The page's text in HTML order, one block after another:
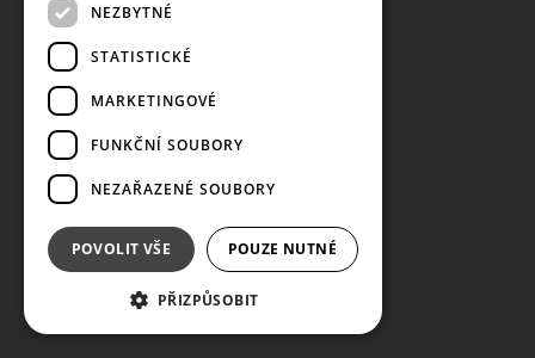
NEZBYTNÉ
STATISTICKÉ
MARKETINGOVÉ
FUNKČNÍ SOUBORY
NEZAŘAZENÉ SOUBORY
POVOLIT VŠE POUZE NUTNÉ
PŘIZPŮSOBIT